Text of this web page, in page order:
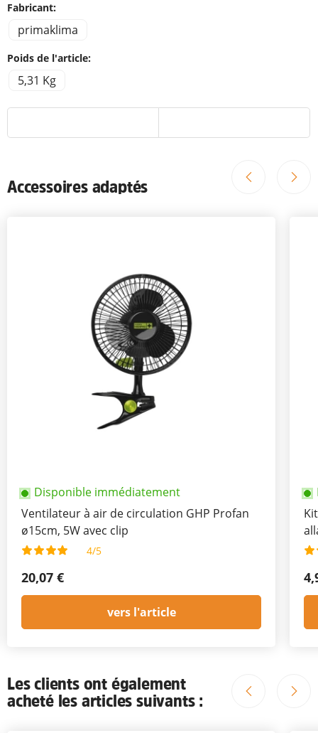
Fabricant:
primaklima
Poids de l'article:
5,31 Kg
Accessoires adaptés
Disponible immédiatement
Ventilateur à air de circulation GHP Profan
ø15cm, 5W avec clip
4/5
20,07 €
vers l'article
Les clients ont également
acheté les articles suivants :